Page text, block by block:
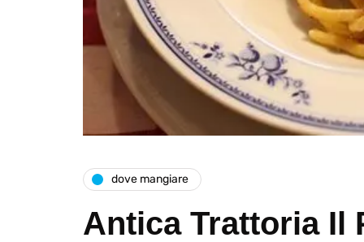
dove mangiare
Antica Trattoria Il